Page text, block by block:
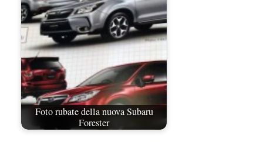
Foto rubate della nuova Subaru
Forester